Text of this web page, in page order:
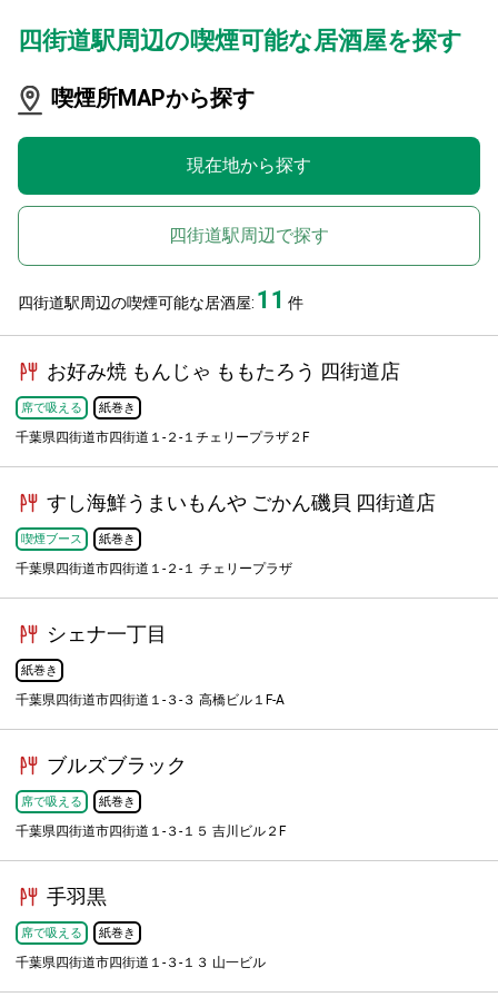
四街道駅周辺の喫煙可能な居酒屋を探す
喫煙所MAPから探す
現在地から探す
四街道駅周辺で探す
四街道駅周辺の喫煙可能な居酒屋: 11 件
お好み焼 もんじゃ ももたろう 四街道店
席で吸える 紙巻き
千葉県四街道市四街道１-２-１チェリープラザ２F
すし海鮮うまいもんや ごかん磯貝 四街道店
喫煙ブース 紙巻き
千葉県四街道市四街道１-２-１ チェリープラザ
シェナ一丁目
紙巻き
千葉県四街道市四街道１-３-３ 高橋ビル１F-A
ブルズブラック
席で吸える 紙巻き
千葉県四街道市四街道１-３-１５ 吉川ビル２F
手羽黒
席で吸える 紙巻き
千葉県四街道市四街道１-３-１３ 山一ビル